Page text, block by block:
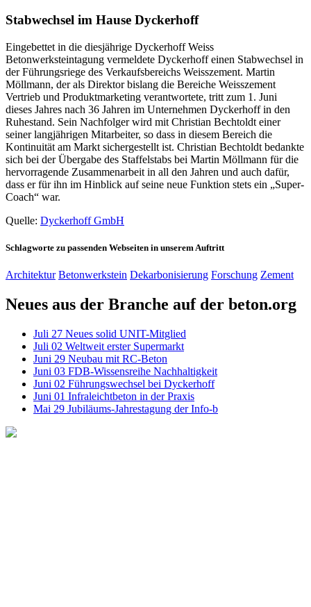
Stabwechsel im Hause Dyckerhoff
Eingebettet in die diesjährige Dyckerhoff Weiss
Betonwerksteintagung vermeldete Dyckerhoff einen Stabwechsel in
der Führungsriege des Verkaufsbereichs Weisszement. Martin
Möllmann, der als Direktor bislang die Bereiche Weisszement
Vertrieb und Produktmarketing verantwortete, tritt zum 1. Juni
dieses Jahres nach 36 Jahren im Unternehmen Dyckerhoff in den
Ruhestand. Sein Nachfolger wird mit Christian Bechtoldt einer
seiner langjährigen Mitarbeiter, so dass in diesem Bereich die
Kontinuität am Markt sichergestellt ist. Christian Bechtoldt bedankte
sich bei der Übergabe des Staffelstabs bei Martin Möllmann für die
hervorragende Zusammenarbeit in all den Jahren und auch dafür,
dass er für ihn im Hinblick auf seine neue Funktion stets ein „Super-
Coach“ war.
Quelle: Dyckerhoff GmbH
Schlagworte zu passenden Webseiten in unserem Auftritt
Architektur Betonwerkstein Dekarbonisierung Forschung Zement
Neues aus der Branche auf der beton.org
Juli 27 Neues solid UNIT-Mitglied
Juli 02 Weltweit erster Supermarkt
Juni 29 Neubau mit RC-Beton
Juni 03 FDB-Wissensreihe Nachhaltigkeit
Juni 02 Führungswechsel bei Dyckerhoff
Juni 01 Infraleichtbeton in der Praxis
Mai 29 Jubiläums-Jahrestagung der Info-b